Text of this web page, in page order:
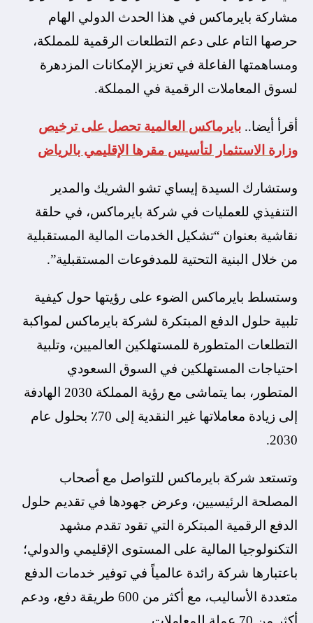
مشاركة بايرماكس في هذا الحدث الدولي الهام
حرصها التام على دعم التطلعات الرقمية للمملكة،
ومساهمتها الفاعلة في تعزيز الإمكانات المزدهرة
لسوق المعاملات الرقمية في المملكة.
أقرأ أيضا..بايرماكس العالمية تحصل على ترخيص
وزارة الاستثمار لتأسيس مقرها الإقليمي بالرياض
وستشارك السيدة إيساي تشو الشريك والمدير
التنفيذي للعمليات في شركة بايرماكس، في حلقة
نقاشية بعنوان “تشكيل الخدمات المالية المستقبلية
من خلال البنية التحتية للمدفوعات المستقبلية”.
وستسلط بايرماكس الضوء على رؤيتها حول كيفية
تلبية حلول الدفع المبتكرة لشركة بايرماكس لمواكبة
التطلعات المتطورة للمستهلكين العالميين، وتلبية
احتياجات المستهلكين في السوق السعودي
المتطور، بما يتماشى مع رؤية المملكة 2030 الهادفة
إلى زيادة معاملاتها غير النقدية إلى 70٪ بحلول عام
2030.
وتستعد شركة بايرماكس للتواصل مع أصحاب
المصلحة الرئيسيين، وعرض جهودها في تقديم حلول
الدفع الرقمية المبتكرة التي تقود تقدم مشهد
التكنولوجيا المالية على المستوى الإقليمي والدولي؛
باعتبارها شركة رائدة عالمياً في توفير خدمات الدفع
متعددة الأساليب، مع أكثر من 600 طريقة دفع، ودعم